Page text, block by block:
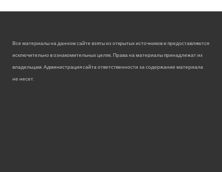
Все материалы на данном сайте взяты из открытых источников и предоставляются
исключительно в ознакомительных целях. Права на материалы принадлежат их
владельцам. Администрация сайта ответственности за содержание материала
не несет.